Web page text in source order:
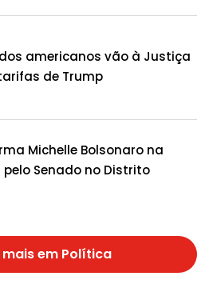
americanos vão à Justiça
de Trump
Michelle Bolsonaro na
Senado no Distrito
mais em Política